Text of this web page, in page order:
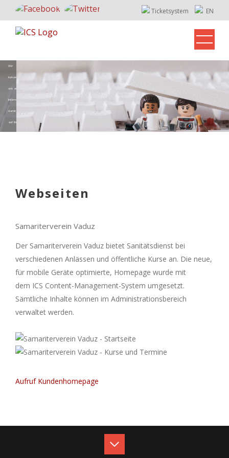
Ticketsystem EN
Wir
konzentrieren
uns auf Ihre
Informatik,
damit Sie sich
auf ihre Arbeit
Webseiten
Samariterverein Vaduz
Der Samariterverein Vaduz bietet Sanitätsdienst bei
verschiedenen Anlässen und öffentliche Kurse an. Die neue,
für mobile Geräte optimierte, Homepage wurde mit
dem ICS Content-Management-System umgesetzt.
Sämtliche Inhalte können im Administrationsbereich
verwaltet werden.
Aufruf Kundenhomepage